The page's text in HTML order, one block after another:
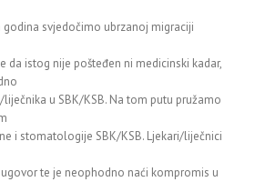
svjedočimo ubrzanoj migraciji
da istog nije pošteđen ni medicinski kadar,
u SBK/KSB. Na tom putu pružamo
i stomatologije SBK/KSB. Ljekari/liječnici
te je neophodno naći kompromis u